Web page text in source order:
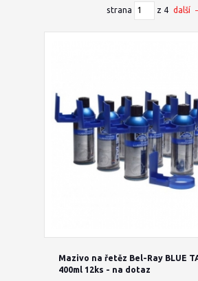
strana z 4 další
Mazivo na řetěz Bel-Ray BLUE
400ml 12ks - na dotaz